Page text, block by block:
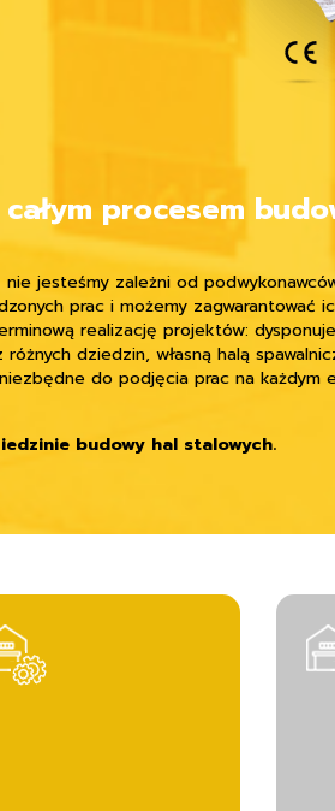
procesem
jesteśmy zależni od
prac i możemy zagwarantować
realizację projektów:
dziedzin, własną halą
do podjęcia prac na każdym
budowy hal stalowych.